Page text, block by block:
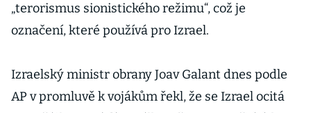
„terorismus sionistického režimu“, což je
označení, které používá pro Izrael.
Izraelský ministr obrany Joav Galant dnes podle
AP v promluvě k vojákům řekl, že se Izrael ocitá